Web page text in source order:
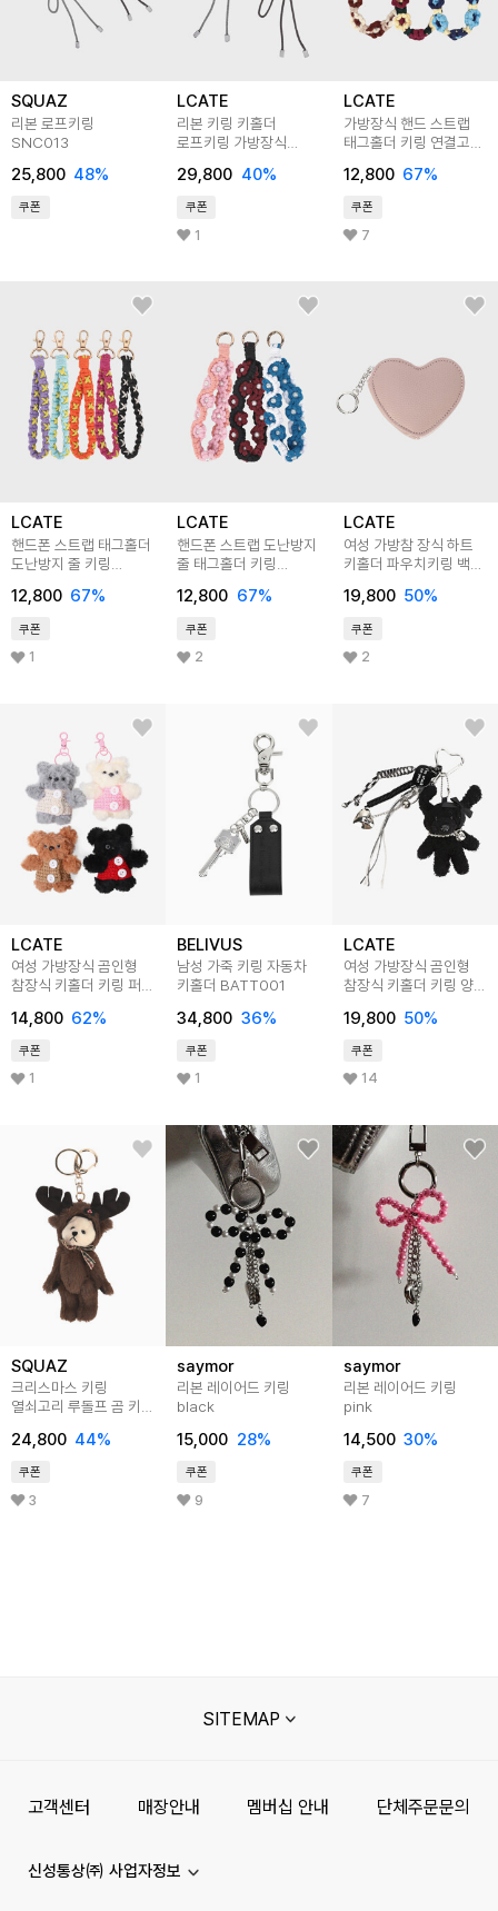
SQUAZ
리본 로프키링
SNC013
25,800 48%
쿠폰
LCATE
리본 키링 키홀더
로프키링 가방장식
LNC006
29,800 40%
쿠폰
1
LCATE
가방장식 핸드 스트랩
태그홀더 키링 연결고리
12,800 67%
쿠폰
7
LCATE
핸드폰 스트랩 태그홀더
도난방지 줄 키링
LJNA024
12,800 67%
쿠폰
1
LCATE
핸드폰 스트랩 도난방지
줄 태그홀더 키링
LJNA026
12,800 67%
쿠폰
2
LCATE
여성 가방참 장식 하트
키홀더 파우치키링 백참
19,800 50%
쿠폰
2
LCATE
여성 가방장식 곰인형
참장식 키홀더 키링 퍼
14,800 62%
쿠폰
1
BELIVUS
남성 가죽 키링 자동차
키홀더 BATT001
34,800 36%
쿠폰
1
LCATE
여성 가방장식 곰인형
참장식 키홀더 키링 양털
19,800 50%
쿠폰
14
SQUAZ
크리스마스 키링
열쇠고리 루돌프 곰 키링
24,800 44%
쿠폰
3
saymor
리본 레이어드 키링
black
15,000 28%
쿠폰
9
saymor
리본 레이어드 키링
pink
14,500 30%
쿠폰
7
SITEMAP
고객센터 매장안내 멤버십 안내 단체주문문의
신성통상㈜ 사업자정보